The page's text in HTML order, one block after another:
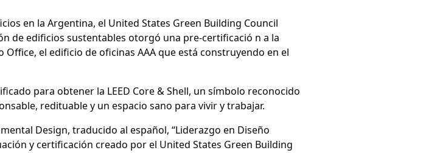
en la Argentina, el United States Green Building Council
de edificios sustentables otorgó una pre-certificació n a la
el edificio de oficinas AAA que está construyendo en el
para obtener la LEED Core & Shell, un símbolo reconocido
redituable y un espacio sano para vivir y trabajar.
Design, traducido al español, “Liderazgo en Diseño
y certificación creado por el United States Green Building